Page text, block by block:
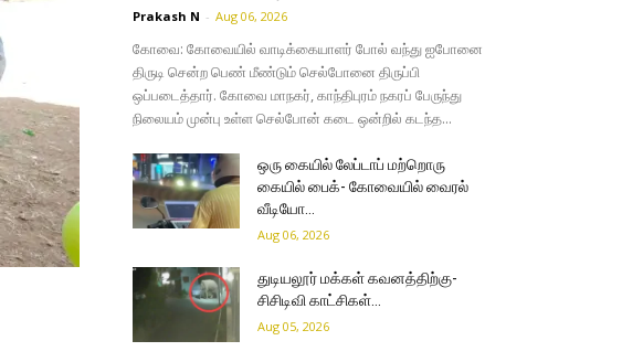
Prakash N - Aug 06, 2026
கோவை: கோவையில் வாடிக்கையாளர் போல் வந்து ஐபோனை
திருடி சென்ற பெண் மீண்டும் செல்போனை திருப்பி
ஒப்படைத்தார். கோவை மாநகர், காந்திபுரம் நகரப் பேருந்து
நிலையம் முன்பு உள்ள செல்போன் கடை ஒன்றில் கடந்த...
ஒரு கையில் லேப்டாப் மற்றொரு
கையில் பைக்- கோவையில் வைரல்
வீடியோ…
Aug 06, 2026
துடியலூர் மக்கள் கவனத்திற்கு-
சிசிடிவி காட்சிகள்…
Aug 05, 2026